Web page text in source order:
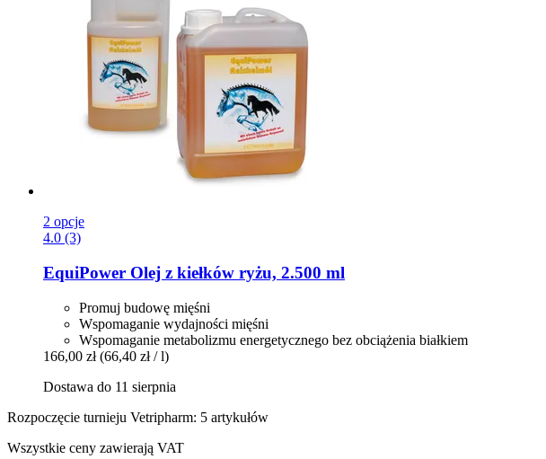
2 opcje
4.0 (3)
EquiPower Olej z kiełków ryżu, 2.500 ml
Promuj budowę mięśni
Wspomaganie wydajności mięśni
Wspomaganie metabolizmu energetycznego bez obciążenia białkiem
166,00 zł (66,40 zł / l)
Dostawa do 11 sierpnia
Rozpoczęcie turnieju Vetripharm: 5 artykułów
Wszystkie ceny zawierają VAT